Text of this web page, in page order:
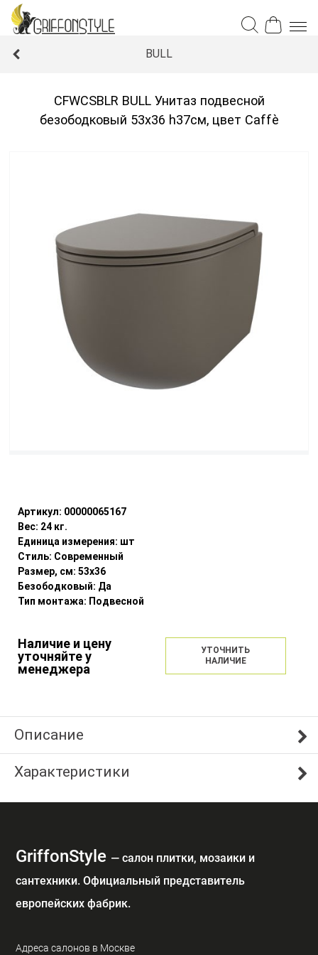
BULL
CFWCSBLR BULL Унитаз подвесной
безободковый 53x36 h37см, цвет Caffè
Артикул: 00000065167
Вес: 24 кг.
Единица измерения: шт
Стиль: Современный
Размер, см: 53x36
Безободковый: Да
Тип монтажа: Подвесной
Наличие и цену
уточняйте у
менеджера
УТОЧНИТЬ
НАЛИЧИЕ
Описание
Характеристики
GriffonStyle — cалон плитки, мозаики и
сантехники. Официальный представитель
европейских фабрик.
Адреса салонов в Москве